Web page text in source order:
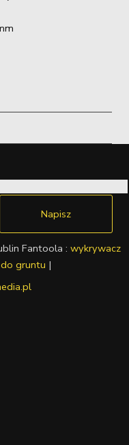
Napisz
Fantoola : wykrywacz
gruntu |